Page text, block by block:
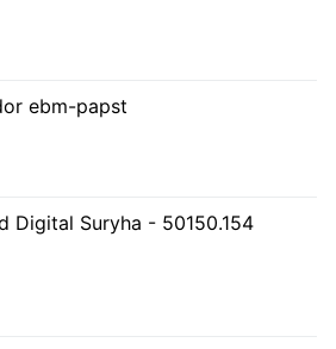
ebm-papst
Digital Suryha - 50150.154